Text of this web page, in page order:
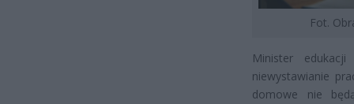
Fot.
Minister
niewystawianie
domowe nie